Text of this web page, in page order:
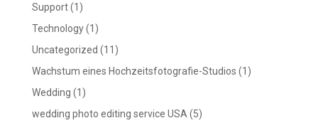
Support(1)
Technology(1)
Uncategorized (11)
Wachstum eines Hochzeitsfotografie-Studios (1)
Wedding (1)
wedding photo editing service USA (5)